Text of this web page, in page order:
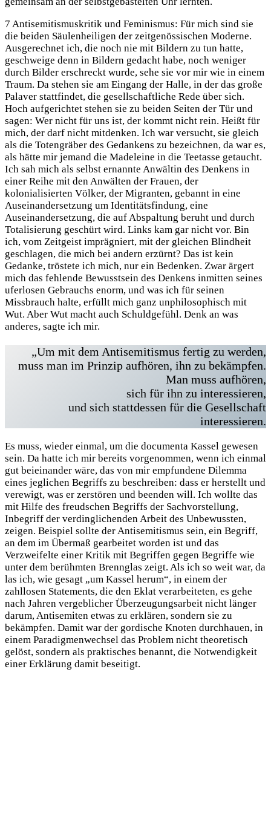
7 Antisemitismuskritik und Feminismus: Für mich sind sie
die beiden Säulenheiligen der zeitgenössischen Moderne.
Ausgerechnet ich, die noch nie mit Bildern zu tun hatte,
geschweige denn in Bildern gedacht habe, noch weniger
durch Bilder erschreckt wurde, sehe sie vor mir wie in einem
Traum. Da stehen sie am Eingang der Halle, in der das große
Palaver stattfindet, die gesellschaftliche Rede über sich.
Hoch aufgerichtet stehen sie zu beiden Seiten der Tür und
sagen: Wer nicht für uns ist, der kommt nicht rein. Heißt für
mich, der darf nicht mitdenken. Ich war versucht, sie gleich
als die Totengräber des Gedankens zu bezeichnen, da war es,
als hätte mir jemand die Madeleine in die Teetasse getaucht.
Ich sah mich als selbst ernannte Anwältin des Denkens in
einer Reihe mit den Anwälten der Frauen, der
kolonialisierten Völker, der Migranten, gebannt in eine
Auseinandersetzung um Identitätsfindung, eine
Auseinandersetzung, die auf Abspaltung beruht und durch
Totalisierung geschürt wird. Links kam gar nicht vor. Bin
ich, vom Zeitgeist imprägniert, mit der gleichen Blindheit
geschlagen, die mich bei andern erzürnt? Das ist kein
Gedanke, tröstete ich mich, nur ein Bedenken. Zwar ärgert
mich das fehlende Bewusstsein des Denkens inmitten seines
uferlosen Gebrauchs enorm, und was ich für seinen
Missbrauch halte, erfüllt mich ganz unphilosophisch mit
Wut. Aber Wut macht auch Schuldgefühl. Denk an was
anderes, sagte ich mir.
„Um mit dem Antisemitismus fertig zu werden,
muss man im Prinzip aufhören, ihn zu bekämpfen.
Man muss aufhören,
sich für ihn zu interessieren,
und sich stattdessen für die Gesellschaft
interessieren.
Es muss, wieder einmal, um die documenta Kassel gewesen
sein. Da hatte ich mir bereits vorgenommen, wenn ich einmal
gut beieinander wäre, das von mir empfundene Dilemma
eines jeglichen Begriffs zu beschreiben: dass er herstellt und
verewigt, was er zerstören und beenden will. Ich wollte das
mit Hilfe des freudschen Begriffs der Sachvorstellung,
Inbegriff der verdinglichenden Arbeit des Unbewussten,
zeigen. Beispiel sollte der Antisemitismus sein, ein Begriff,
an dem im Übermaß gearbeitet worden ist und das
Verzweifelte einer Kritik mit Begriffen gegen Begriffe wie
unter dem berühmten Brennglas zeigt. Als ich so weit war, da
las ich, wie gesagt „um Kassel herum“, in einem der
zahllosen Statements, die den Eklat verarbeiteten, es gehe
nach Jahren vergeblicher Überzeugungsarbeit nicht länger
darum, Antisemiten etwas zu erklären, sondern sie zu
bekämpfen. Damit war der gordische Knoten durchhauen, in
einem Paradigmenwechsel das Problem nicht theoretisch
gelöst, sondern als praktisches benannt, die Notwendigkeit
einer Erklärung damit beseitigt.